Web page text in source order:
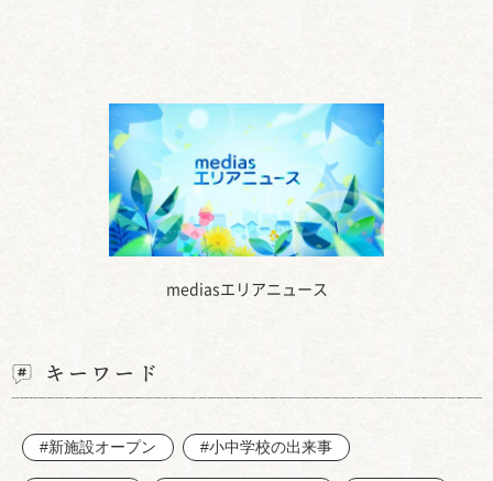
mediasエリアニュース
キーワード
#新施設オープン #小中学校の出来事